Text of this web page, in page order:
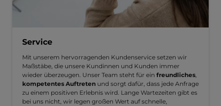
Service
Mit unserem hervorragenden Kundenservice setzen wir
Maßstäbe, die unsere Kundinnen und Kunden immer
wieder überzeugen. Unser Team steht für ein freundliches,
kompetentes Auftreten und sorgt dafür, dass jede Anfrage
zu einem positiven Erlebnis wird. Lange Wartezeiten gibt es
bei uns nicht, wir legen großen Wert auf schnelle,